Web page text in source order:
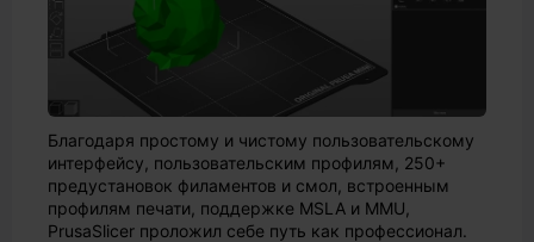
Благодаря простому и чистому пользовательскому
интерфейсу, пользовательским профилям, 250+
предустановок филаментов и смол, встроенным
профилям печати, поддержке MSLA и MMU,
PrusaSlicer проложил себе путь как профессионал.